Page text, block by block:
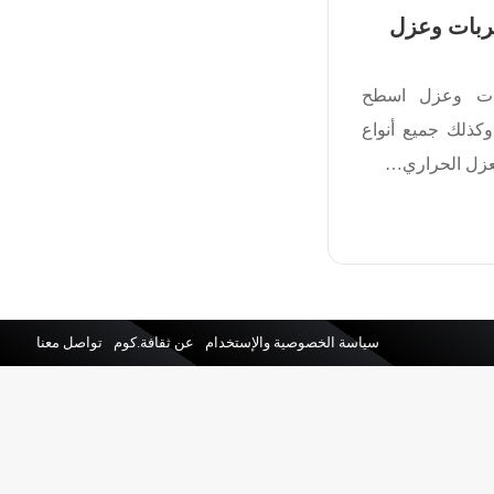
وعزل
وعزل اسطح
جميع أنواع
الحراري…
سياسة الخصوصية والإستخدام عن ثقافة.كوم تواصل معنا